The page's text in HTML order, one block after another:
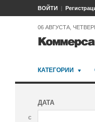
ВОЙТИ
06 АВГУСТА,
КАТЕГОРИИ
ДАТА
с